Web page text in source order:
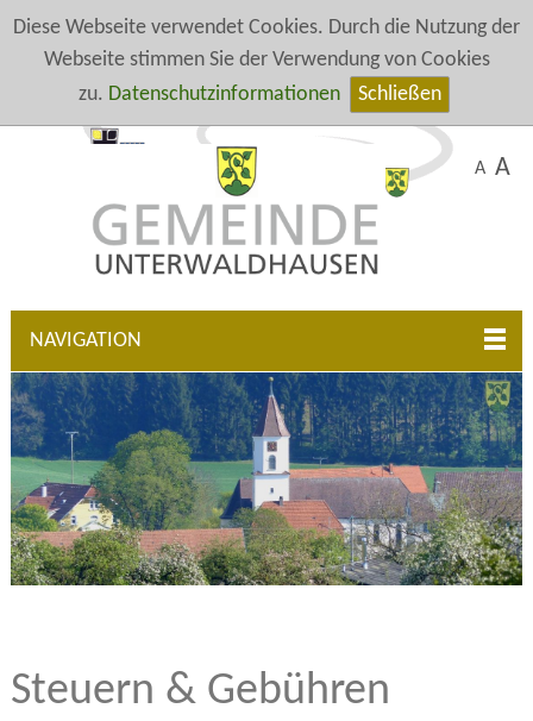
Diese Webseite verwendet Cookies. Durch die Nutzung der
Webseite stimmen Sie der Verwendung von Cookies
zu. Datenschutzinformationen Schließen
A A
NAVIGATION
Steuern & Gebühren